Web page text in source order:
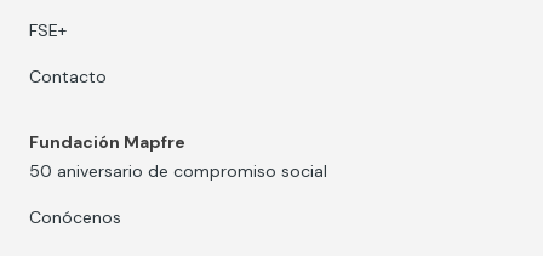
FSE+
Contacto
Fundación Mapfre
50 aniversario de compromiso social
Conócenos